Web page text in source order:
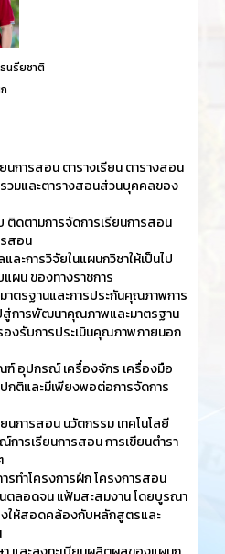
นรียชาติ
นการสอน ตารางเรียน ตารางสอน
วมและตารางสอนส่วนบุคคลของ
ติดตามการจัดการเรียนการสอน
สอน
ละการวิจัยในแผนกวิชาให้เป็นไป
ผน ของทางราชการ
าตรฐานและการประกันคุณภาพการ
สู่การพัฒนาคุณภาพและมาตรฐาน
องรับการประเมินคุณภาพภายนอก
อุปกรณ์ เครื่องจักร เครื่องมือ
ปกติและมีเพียงพอต่อการจัดการ
การสอน นวัตกรรม เทคโนโลยี
ารเรียนการสอน การเขียนตำรา
รทำโครงการฝึก โครงการสอน
ตลอดจน แฟ้มสะสมงาน โดยบูรณา
ให้สอดคล้องกับหลักสูตรและ